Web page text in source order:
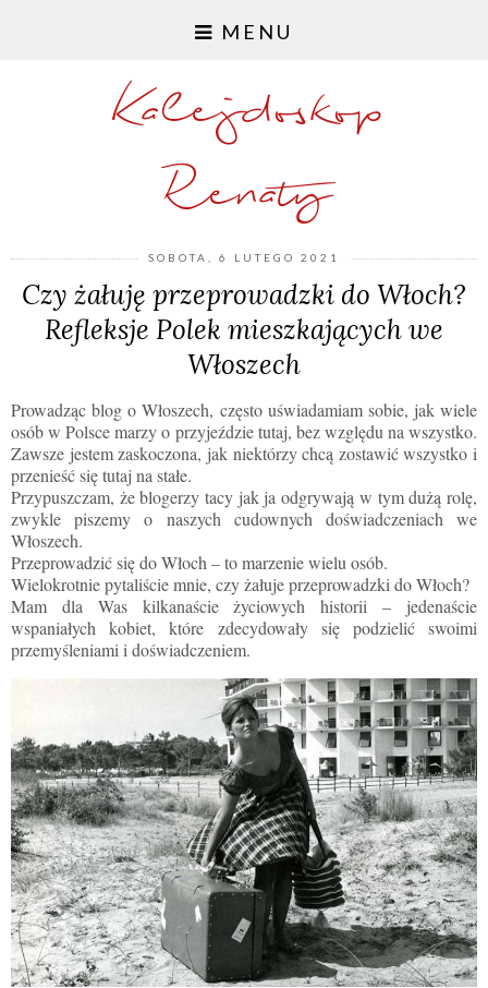
MENU
Kalejdoskop
Renaty
SOBOTA, 6 LUTEGO 2021
Czy żałuję przeprowadzki do Włoch?
Refleksje Polek mieszkających we
Włoszech
Prowadząc blog o Włoszech, często uświadamiam sobie, jak wiele
osób w Polsce marzy o przyjeździe tutaj, bez względu na wszystko.
Zawsze jestem zaskoczona, jak niektórzy chcą zostawić wszystko i
przenieść się tutaj na stałe.
Przypuszczam, że blogerzy tacy jak ja odgrywają w tym dużą rolę,
zwykle piszemy o naszych cudownych doświadczeniach we
Włoszech.
Przeprowadzić się do Włoch – to marzenie wielu osób.
Wielokrotnie pytaliście mnie, czy żałuje przeprowadzki do Włoch?
Mam dla Was kilkanaście życiowych historii– jedenaście
wspaniałych kobiet, które zdecydowały się podzielić swoimi
przemyśleniami i doświadczeniem.